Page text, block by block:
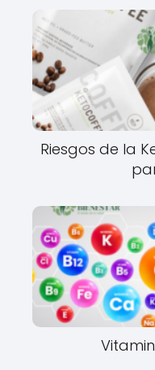
Riesgos de la